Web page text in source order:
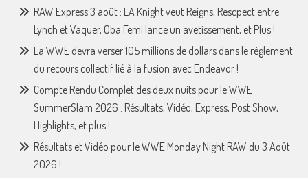
RAW Express 3 août : LA Knight veut Reigns, Rescpect entre
Lynch et Vaquer, Oba Femi lance un avetissement, et Plus !
La WWE devra verser 105 millions de dollars dans le règlement
du recours collectif lié à la fusion avec Endeavor !
Compte Rendu Complet des deux nuits pour le WWE
SummerSlam 2026 : Résultats, Vidéo, Express, Post Show,
Highlights, et plus !
Résultats et Vidéo pour le WWE Monday Night RAW du 3 Août
2026 !